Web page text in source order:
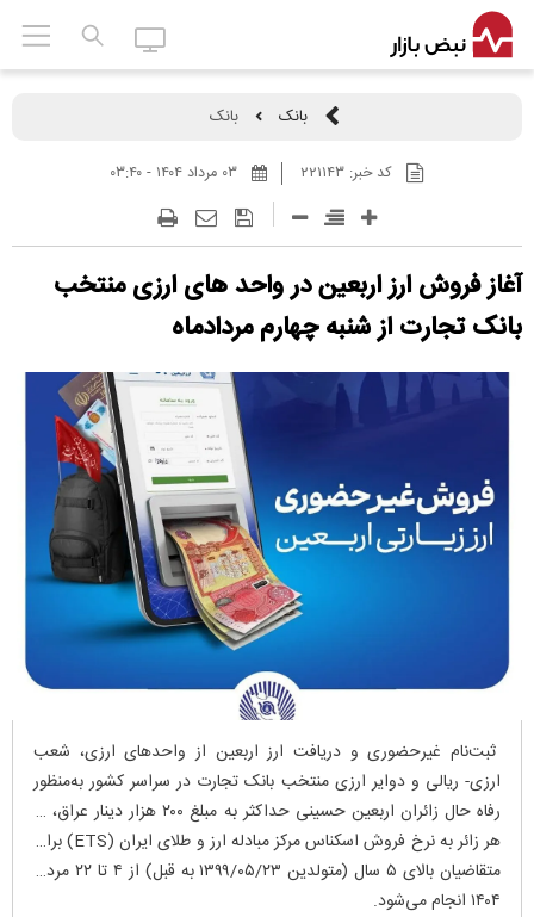
بانک بانک
کد خبر:۲۲۱۱۴۳ ۰۳ مرداد ۱۴۰۴ - ۰۳:۴۰
آغاز فروش ارز اربعین در واحد های ارزی منتخب
بانک تجارت از شنبه چهارم مردادماه
ثبت‌نام غیرحضوری و دریافت ارز اربعین از واحدهای ارزی، شعب
ارزی- ریالی و دوایر ارزی منتخب بانک تجارت در سراسر کشور به‌منظور
رفاه حال زائران اربعین حسینی حداکثر به مبلغ ۲۰۰ هزار دینار عراق، به
هر زائر به نرخ فروش اسکناس مرکز مبادله ارز و طلای ایران (ETS) برای
متقاضیان بالای ۵ سال (متولدین ۱۳۹۹/۰۵/۲۳ به قبل) از ۴ تا ۲۲ مرداد
۱۴۰۴ انجام می‌شود.